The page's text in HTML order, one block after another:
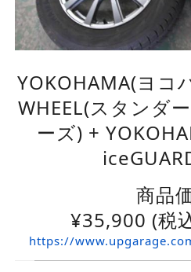
YOKOHAMA(ヨコ
WHEEL(スタンダ
ーズ) +
商品
¥35,900 (税
https://